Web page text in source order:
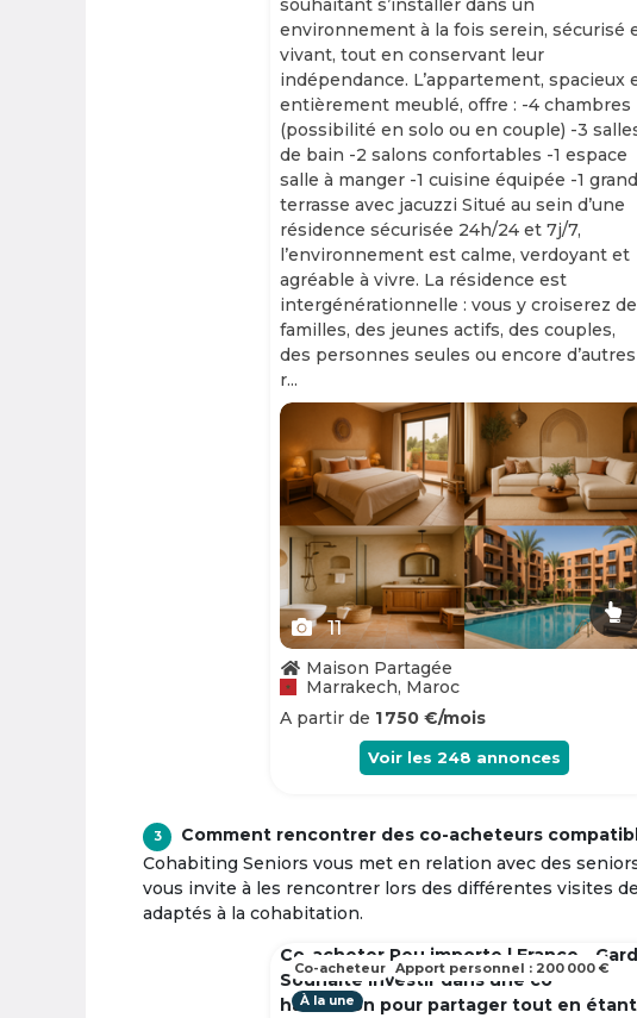
souhaitant s’installer dans un
environnement à la fois serein, sécurisé
vivant, tout en conservant leur
indépendance. L’appartement, spacieux
entièrement meublé, offre : -4 chambres
(possibilité en solo ou en couple) -3
de bain -2 salons confortables -1 espace
salle à manger -1 cuisine équipée -1
terrasse avec jacuzzi Situé au sein d’une
résidence sécurisée 24h/24 et 7j/7,
l’environnement est calme, verdoyant et
agréable à vivre. La résidence est
intergénérationnelle : vous y croiserez
familles, des jeunes actifs, des couples,
des personnes seules ou encore d’autres
r...
Slide 1 of 11
11
Maison Partagée
Marrakech, Maroc
A partir de 1 750 €/mois
Voir les 248 annonces
3
Comment rencontrer des co-acheteurs
Cohabiting Seniors vous met en relation avec des
vous invite à les rencontrer lors des différentes visites
adaptés à la cohabitation.
Co-acheter Peu importe | France - Gard
Souhaite investir dans une co
habitation pour partager tout en étant
À la une
Co-acheteur Apport personnel : 200 000 €